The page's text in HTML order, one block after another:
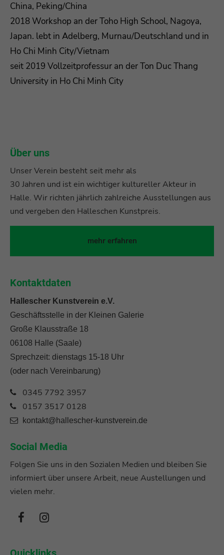
China, Peking/China
2018 Workshop an der Toho High School, Nagoya,
Japan. lebt in Adelberg, Murnau/Deutschland und in
Ho Chi Minh City/Vietnam
seit 2019 Vollzeitprofessur an der Ton Duc Thang
University in Ho Chi Minh City
Über uns
Unser Verein besteht seit mehr als
30 Jahren und ist ein wichtiger kultureller Akteur in
Halle. Wir richten jährlich zahlreiche Ausstellungen aus
und vergeben den Halleschen Kunstpreis.
mehr erfahren
Kontaktdaten
Hallescher Kunstverein e.V.
Geschäftsstelle in der Kleinen Galerie
Große Klausstraße 18
06108 Halle (Saale)
Sprechzeit: dienstags 15-18 Uhr
(oder nach Vereinbarung)
0345 7792 3957
0157 3517 0128
kontakt@hallescher-kunstverein.de
Social Media
Folgen Sie uns in den Sozialen Medien und bleiben Sie
informiert über unsere Arbeit, neue Austellungen und
vielen mehr.